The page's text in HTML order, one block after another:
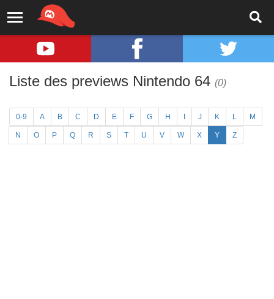
Liste des previews Nintendo 64 (0)
0-9 A B C D E F G H J K L M
N O P Q R S T U V W X Y Z